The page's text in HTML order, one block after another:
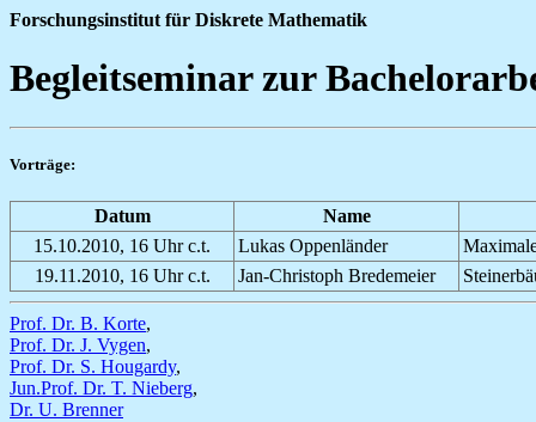
Forschungsinstitut für Diskrete Mathematik
Begleitseminar zur
Vorträge:
Datum
Name
15.10.2010, 16 Uhr c.t.
Lukas Oppenländer
19.11.2010, 16 Uhr c.t.
Jan-Christoph Bredemeier
Prof. Dr. B. Korte,
Prof. Dr. J. Vygen,
Prof. Dr. S. Hougardy,
Jun.Prof. Dr. T. Nieberg,
Dr. U. Brenner